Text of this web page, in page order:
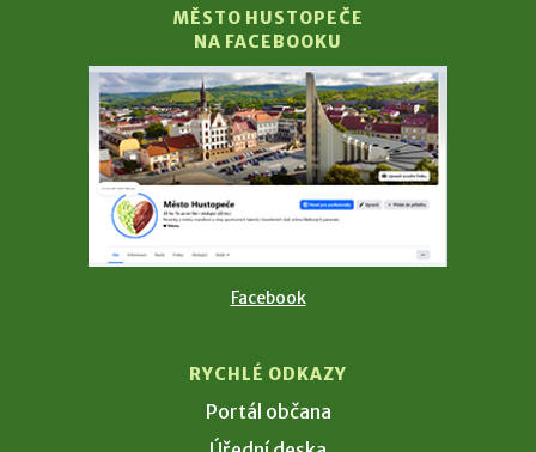
MĚSTO HUSTOPEČE
NA FACEBOOKU
Facebook
RYCHLÉ ODKAZY
Portál občana